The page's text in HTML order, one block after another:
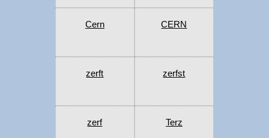
Cern CERN
zerft zerfst
zerf Terz